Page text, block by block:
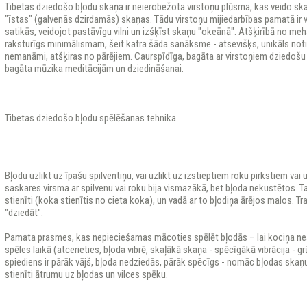
Tibetas dziedošo bļodu skaņa ir neierobežota virstoņu plūsma, kas veido
"īstas" (galvenās dzirdamās) skaņas. Tādu virstoņu mijiedarbības pamatā ir
satikās, veidojot pastāvīgu vilni un izšķīst skaņu "okeānā". Atšķirībā no
raksturīgs minimālismam, šeit katra šāda sanāksme - atsevišķs, unikāls
nemanāmi, atšķiras no pārējiem. Caurspīdīga, bagāta ar virstoņiem
bagāta mūzika meditācijām un dziedināšanai.
Tibetas dziedošo bļodu spēlēšanas tehnika
Bļodu uzlikt uz īpašu spilventiņu, vai uzlikt uz izstieptiem roku pirkstiem vai
saskares virsma ar spilvenu vai roku bija vismazākā, bet bļoda nekustētos.
stienīti (koka stienītis no cieta koka), un vadā ar to bļodiņa ārējos malos.
"dziedāt".
Pamata prasmes, kas nepieciešamas mācoties spēlēt bļodās – lai kociņa
spēles laikā (atcerieties, bļoda vibrē, skaļākā skaņa - spēcīgākā vibrācija -
spiediens ir pārāk vājš, bļoda nedziedās, pārāk spēcīgs - nomāc bļodas
stienīti ātrumu uz bļodas un vilces spēku.